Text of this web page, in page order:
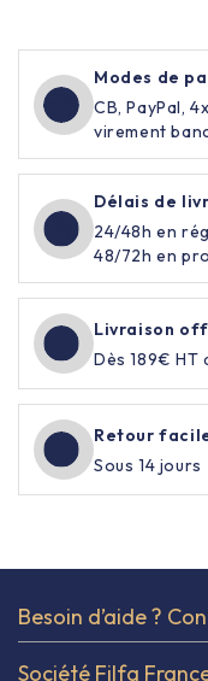
Modes de
CB, PayPal,
virement
Délais de
24/48h en
48/72h en
Livraison
Dès 189€ HT
Retour
Sous 14 jours
Besoin d’aide ?
Société Filfa